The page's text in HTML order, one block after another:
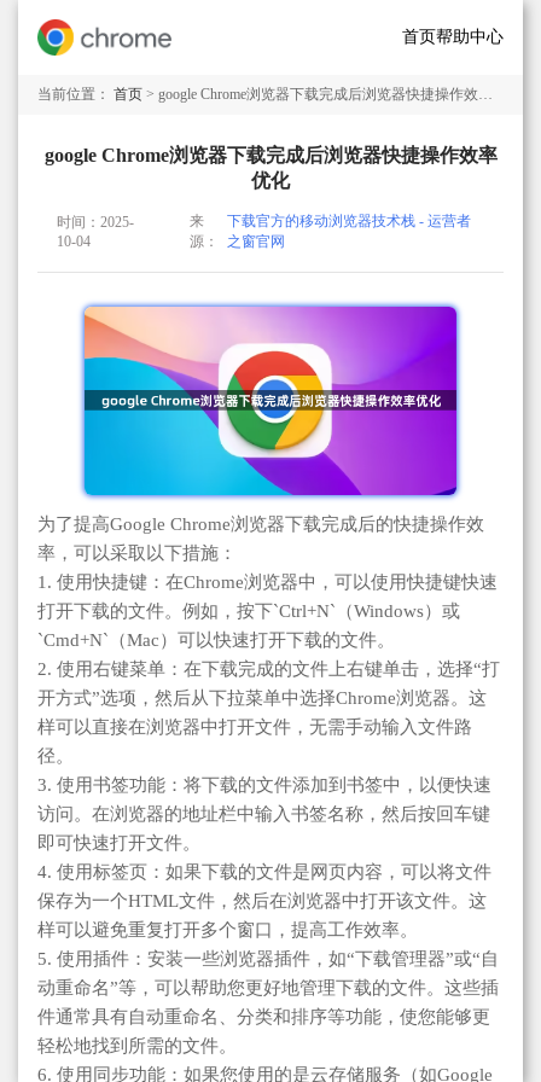
首页帮助中心
当前位置： 首页 > google Chrome浏览器下载完成后浏览器快捷操作效率优化
google Chrome浏览器下载完成后浏览器快捷操作效率
优化
时间：2025-
10-04
来
源：
下载官方的移动浏览器技术栈 - 运营者
之窗官网
为了提高Google Chrome浏览器下载完成后的快捷操作效
率，可以采取以下措施：
1. 使用快捷键：在Chrome浏览器中，可以使用快捷键快速
打开下载的文件。例如，按下`Ctrl+N`（Windows）或
`Cmd+N`（Mac）可以快速打开下载的文件。
2. 使用右键菜单：在下载完成的文件上右键单击，选择“打
开方式”选项，然后从下拉菜单中选择Chrome浏览器。这
样可以直接在浏览器中打开文件，无需手动输入文件路
径。
3. 使用书签功能：将下载的文件添加到书签中，以便快速
访问。在浏览器的地址栏中输入书签名称，然后按回车键
即可快速打开文件。
4. 使用标签页：如果下载的文件是网页内容，可以将文件
保存为一个HTML文件，然后在浏览器中打开该文件。这
样可以避免重复打开多个窗口，提高工作效率。
5. 使用插件：安装一些浏览器插件，如“下载管理器”或“自
动重命名”等，可以帮助您更好地管理下载的文件。这些插
件通常具有自动重命名、分类和排序等功能，使您能够更
轻松地找到所需的文件。
6. 使用同步功能：如果您使用的是云存储服务（如Google